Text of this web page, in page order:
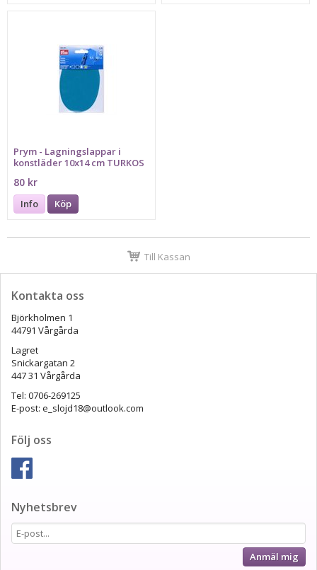
Prym - Lagningslappar i
konstläder 10x14 cm TURKOS
80 kr
Info Köp
Till Kassan
Kontakta oss
Björkholmen 1
44791 Vårgårda
Lagret
Snickargatan 2
447 31 Vårgårda
Tel: 0706-269125
E-post: e_slojd18@outlook.com
Följ oss
Nyhetsbrev
Anmäl mig